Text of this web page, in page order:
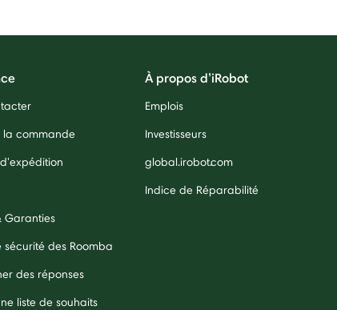
la commande
Garanties
sécurité des Roomba
des réponses
liste de souhaits
À propos d’iRobot
Emplois
Investisseurs
global.irobot.com
Indice de Réparabilité